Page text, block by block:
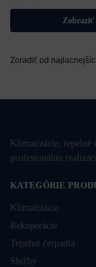
Zobraziť
Klimatizácie, tepelné
profesionálnu
KATEGÓRIE
Klimatizácie
Rekuperácie
Tepelné čerpadlá
Služby